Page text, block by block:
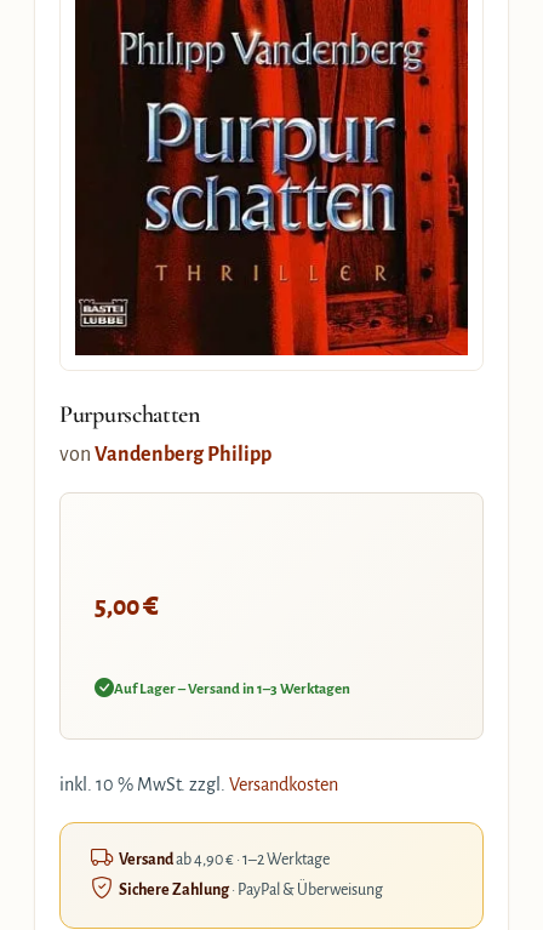
Purpurschatten
von Vandenberg Philipp
5,00€
Auf Lager – Versand in 1–3 Werktagen
inkl. 10 % MwSt. zzgl. Versandkosten
Versandab 4,90 € · 1–2 Werktage
Sichere Zahlung· PayPal & Überweisung